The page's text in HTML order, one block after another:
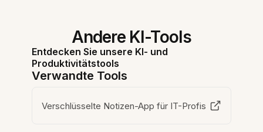
Andere KI-Tools
Entdecken Sie unsere KI- und
Produktivitätstools
Verwandte Tools
Verschlüsselte Notizen-App für IT-Profis